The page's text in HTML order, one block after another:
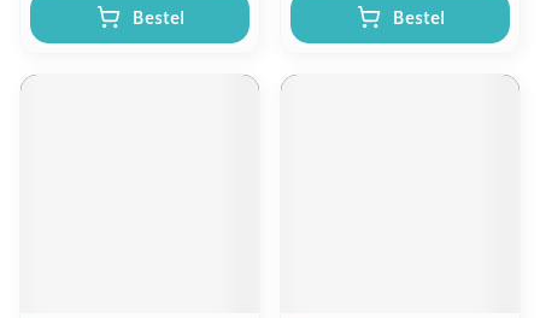
Bestel Bestel